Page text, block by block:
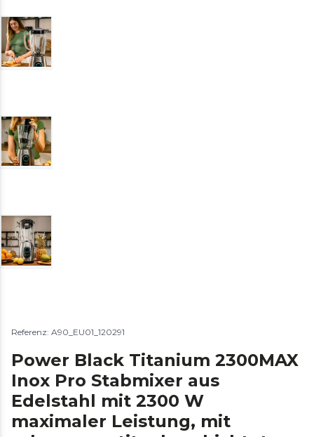
Referenz: A90_EU01_120291
Power Black Titanium 2300MAX
Inox Pro Stabmixer aus
Edelstahl mit 2300 W
maximaler Leistung, mit